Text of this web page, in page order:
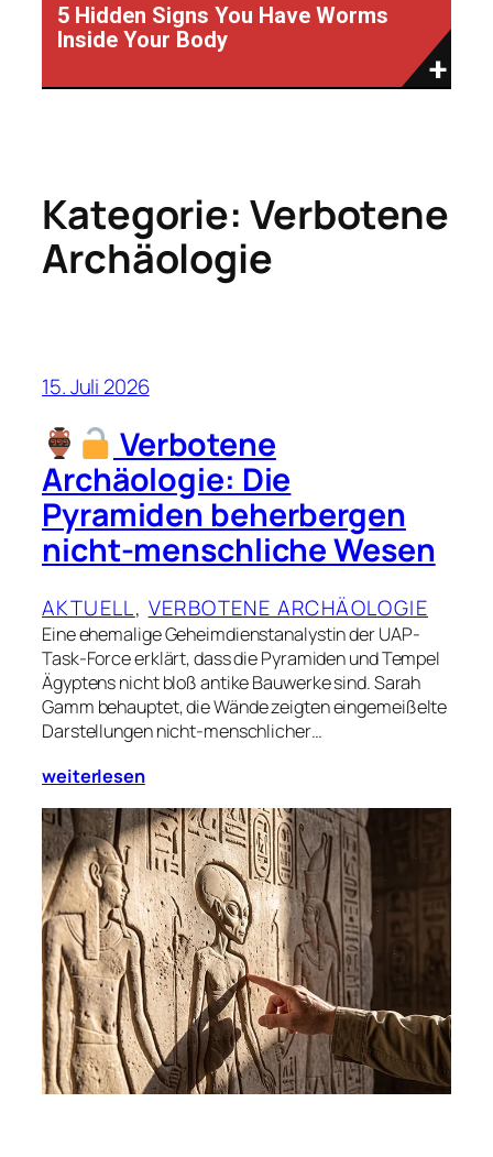
5 Hidden Signs You Have Worms
Inside Your Body
Kategorie: Verbotene
Archäologie
15. Juli 2026
Verbotene
Archäologie: Die
Pyramiden beherbergen
nicht-menschliche Wesen
AKTUELL, VERBOTENE ARCHÄOLOGIE
Eine ehemalige Geheimdienstanalystin der UAP-
Task-Force erklärt, dass die Pyramiden und Tempel
Ägyptens nicht bloß antike Bauwerke sind. Sarah
Gamm behauptet, die Wände zeigten eingemeißelte
Darstellungen nicht-menschlicher…
weiterlesen